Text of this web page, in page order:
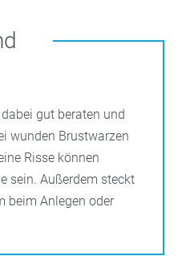
gut beraten und
wunden Brustwarzen
Risse können
sein. Außerdem steckt
beim Anlegen oder